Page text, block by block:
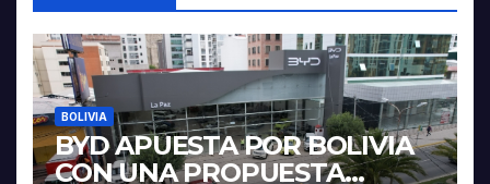
BOLIVIA
BYD APUESTA POR BOLIVIA
CON UNA PROPUESTA